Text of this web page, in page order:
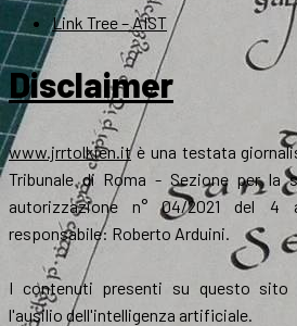
Link Tree – AIST
Disclaimer
www.jrrtolkien.itè una testata
Tribunale di Roma - Sezione per la
autorizzazione n° 04/2021 del 4
responsabile: Roberto Arduini.
I contenuti presenti su questo sito
l'ausilio dell'intelligenza artificiale.